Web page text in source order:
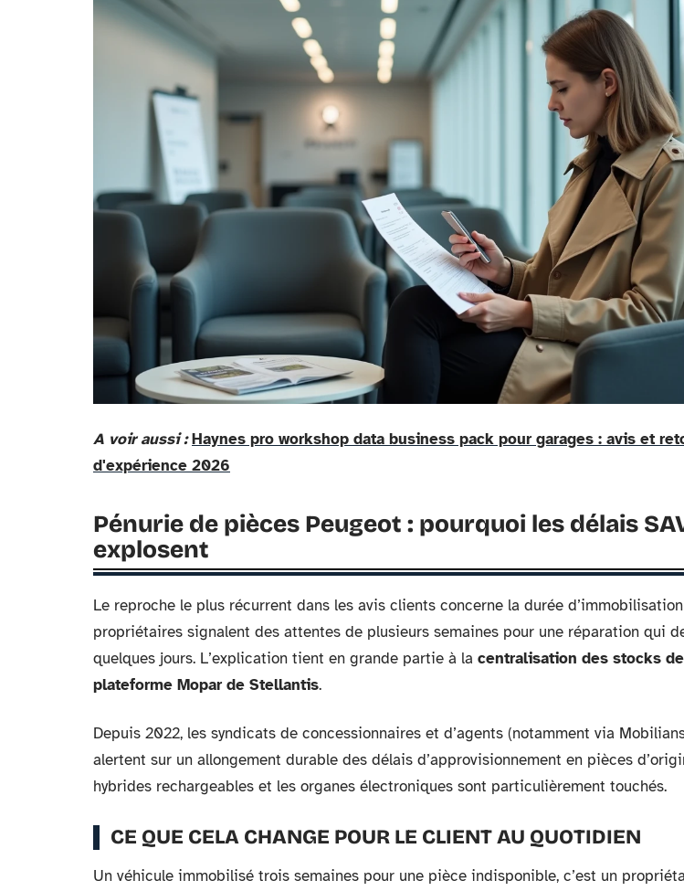
A voir aussi : Haynes pro workshop data business pack pour garages : avis et
d'expérience 2026
Pénurie de pièces Peugeot : pourquoi les délais
explosent
Le reproche le plus récurrent dans les avis clients concerne la durée
propriétaires signalent des attentes de plusieurs semaines pour une réparation qui
quelques jours. L’explication tient en grande partie à la centralisation des stocks
plateforme Mopar de Stellantis.
Depuis 2022, les syndicats de concessionnaires et d’agents (notamment via
alertent sur un allongement durable des délais d’approvisionnement en pièces
hybrides rechargeables et les organes électroniques sont particulièrement touchés.
CE QUE CELA CHANGE POUR LE CLIENT AU QUOTIDIEN
Un véhicule immobilisé trois semaines pour une pièce indisponible, c’est un